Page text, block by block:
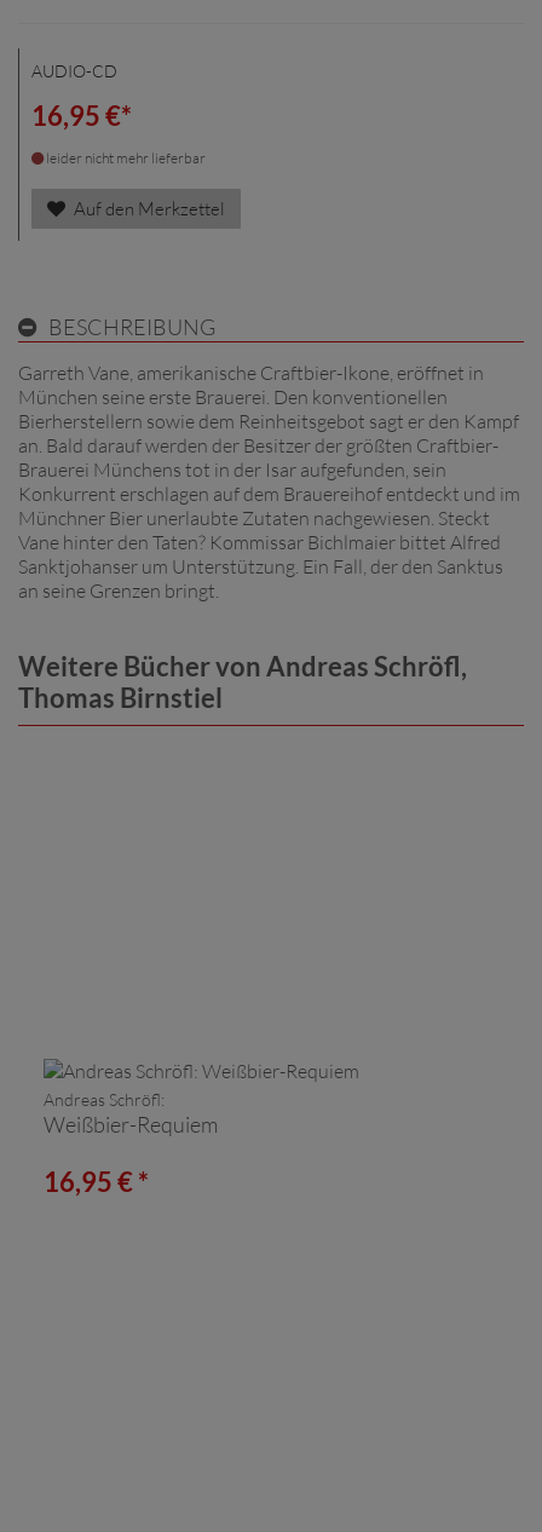
AUDIO-CD
16,95 €*
leider nicht mehr lieferbar
Auf den Merkzettel
BESCHREIBUNG
Garreth Vane, amerikanische Craftbier-Ikone, eröffnet in
München seine erste Brauerei. Den konventionellen
Bierherstellern sowie dem Reinheitsgebot sagt er den Kampf
an. Bald darauf werden der Besitzer der größten Craftbier-
Brauerei Münchens tot in der Isar aufgefunden, sein
Konkurrent erschlagen auf dem Brauereihof entdeckt und im
Münchner Bier unerlaubte Zutaten nachgewiesen. Steckt
Vane hinter den Taten? Kommissar Bichlmaier bittet Alfred
Sanktjohanser um Unterstützung. Ein Fall, der den Sanktus
an seine Grenzen bringt.
Weitere Bücher von Andreas Schröfl,
Thomas Birnstiel
Andreas Schröfl:
Weißbier-Requiem
16,95 € *